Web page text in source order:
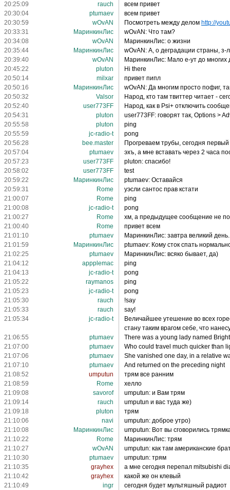
20:25:09
rauch
всем привет
20:30:04
ptumaev
всем привет
20:30:59
wOvAN Посмотреть между делом http://
20:33:31
МаринкинЛис
wOvAN: Что там?
20:34:08
wOvAN
МаринкинЛис: о жизни
20:35:44
МаринкинЛис
wOvAN: А, о деградации страны, з-
20:39:40
wOvAN
МаринкинЛис: Мало е-ут до многих
20:45:22
pluton
Hi there
20:50:14
milxar
привет пипл
20:50:16
МаринкинЛис
wOvAN: Да многим просто пофиг,
20:50:32
Valsor
Народ, кто там твиттер читает -
20:52:40
user773FF
Народ, как в Psi+ отключить
20:54:31
pluton
user773FF: говорят так, Options >
20:55:58
pluton
ping
20:55:59
jc-radio-t
pong
20:56:28
bee.master
Прогреваем трубы, сегодня
20:57:04
ptumaev
эхъ, а мне вставать через 2 часа
20:57:23
user773FF
pluton: спасибо!
20:58:02
user773FF
test
20:59:22
МаринкинЛис
ptumaev: Оставайся
20:59:31
Rome
уэсли сантос прав кстати
21:00:07
Rome
ping
21:00:08
jc-radio-t
pong
21:00:27
Rome
хм, а предыдущее сообщение не
21:00:40
Rome
привет всем
21:01:10
ptumaev
МаринкинЛис: завтра великий
21:01:59
МаринкинЛис
ptumaev: Кому сток спать
21:02:25
ptumaev
МаринкинЛис: всяко бывает, да)
21:04:12
appplemac
ping
21:04:13
jc-radio-t
pong
21:05:22
raymanos
ping
21:05:23
jc-radio-t
pong
21:05:30
rauch
!say
21:05:33
rauch
say!
21:05:34
jc-radio-t
Величайшее утешение во всех
стану таким врагом себе, что
21:06:55
ptumaev
There was a young lady named Bright
21:07:00
ptumaev
Who could travel much quicker than
21:07:06
ptumaev
She vanished one day, in a relative
21:07:10
ptumaev
And returned on the preceding night
21:08:52
umputun
трям все ранним
21:08:59
Rome
хелло
21:09:08
savorof
umputun: и Вам трям
21:09:14
rauch
umputun и вас туда же)
21:09:18
pluton
трям
21:10:06
navi
umputun: доброе утро)
21:10:08
МаринкинЛис
umputun: Вот вы сговорились
21:10:22
Rome
МаринкинЛис: трям
21:10:27
wOvAN
umputun: как там американские
21:10:30
ptumaev
umputun: трям
21:10:35
grayhex
а мне сегодня перепал mitsubishi
21:10:42
grayhex
какой же он клевый
21:10:49
ingr
сегодня будет мультяшный радиот